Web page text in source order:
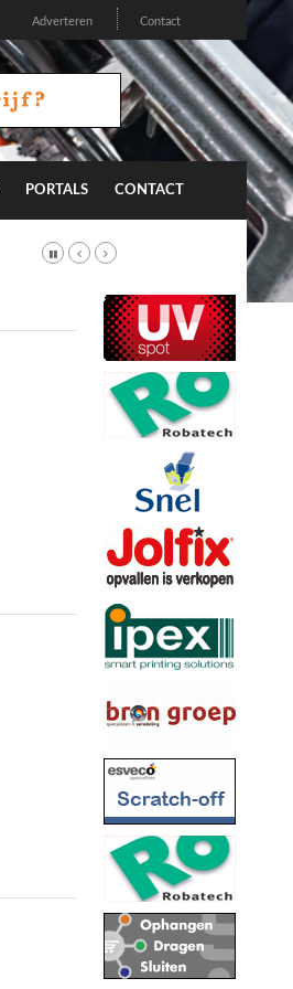
Adverteren Contact
PORTALS CONTACT